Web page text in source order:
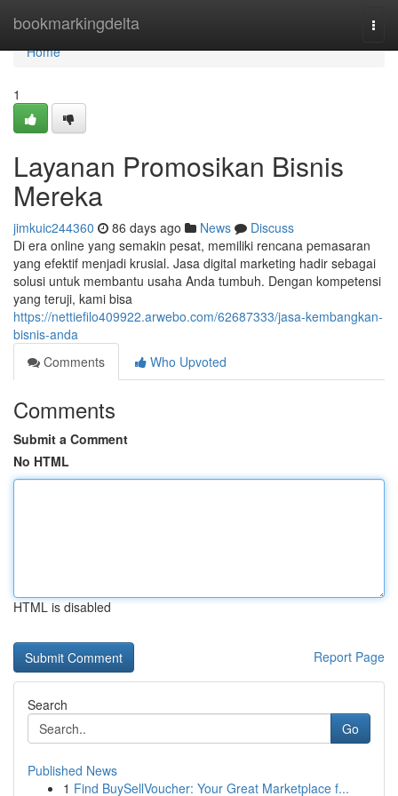
bookmarkingdelta
Home
Home
1
Layanan Promosikan Bisnis
Mereka
jimkuic244360 86 days ago News
Discuss
Di era online yang semakin pesat, memiliki rencana pemasaran
yang efektif menjadi krusial. Jasa digital marketing hadir sebagai
solusi untuk membantu usaha Anda tumbuh. Dengan kompetensi
yang teruji, kami bisa
https://nettiefilo409922.arwebo.com/62687333/jasa-kembangkan-
bisnis-anda
Comments
Who Upvoted
Comments
Submit a Comment
No HTML
HTML is disabled
Report Page
Search
Go
Published News
1 Find BuySellVoucher: Your Great Marketplace f...